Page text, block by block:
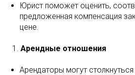
Юрист поможет оценить,
предложенная компенсация
цене.
Арендные отношения
Арендаторы могут